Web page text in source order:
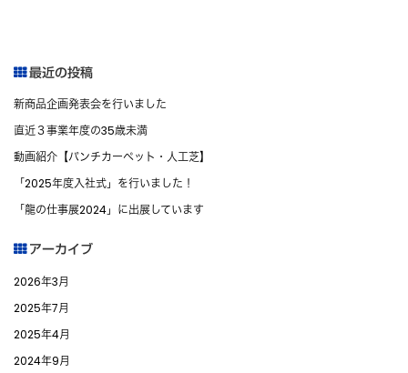
最近の投稿
新商品企画発表会を行いました
直近３事業年度の35歳未満
動画紹介【パンチカーペット・人工芝】
「2025年度入社式」を行いました！
「龍の仕事展2024」に出展しています
アーカイブ
2026年3月
2025年7月
2025年4月
2024年9月